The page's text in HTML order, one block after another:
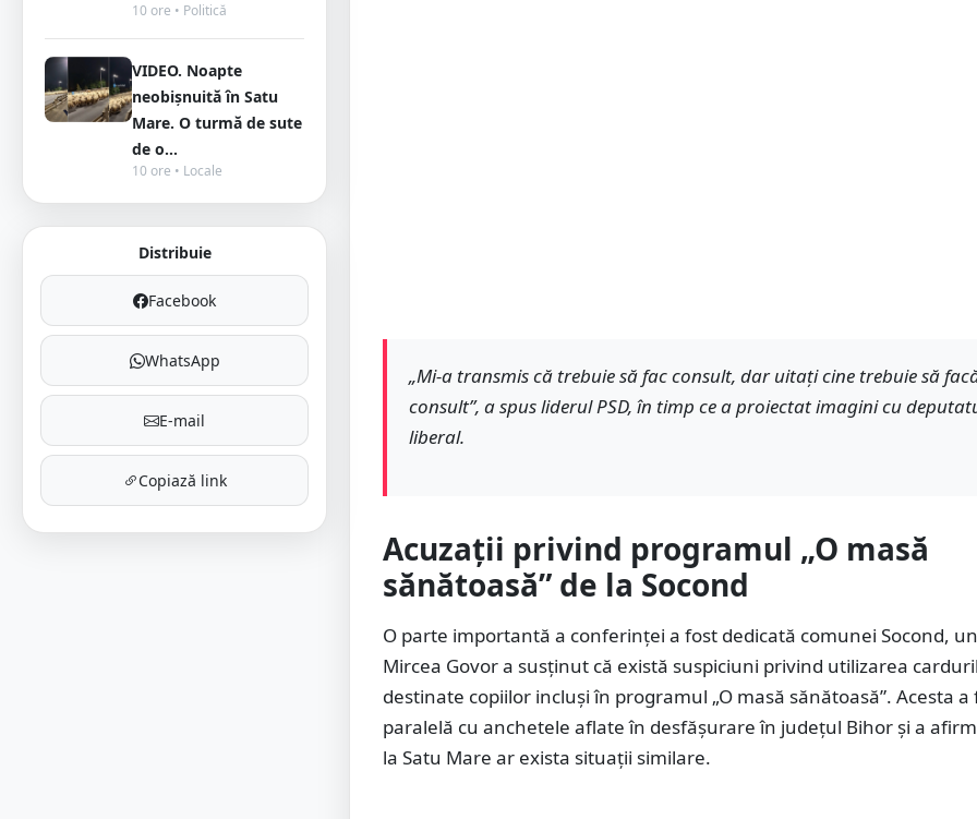
10 ore • Politică
VIDEO. Noapte
neobișnuită în Satu
Mare. O turmă de sute
de o...
10 ore • Locale
Distribuie
Facebook
WhatsApp
E-mail
Copiază link
„Mi-a transmis că trebuie să fac consult, dar uitați cine trebuie să
consult”, a spus liderul PSD, în timp ce a proiectat imagini cu
liberal.
Acuzații privind programul „O masă
sănătoasă” de la Socond
O parte importantă a conferinței a fost dedicată comunei Socond,
Mircea Govor a susținut că există suspiciuni privind utilizarea
destinate copiilor incluși în programul „O masă sănătoasă”. Acesta a
paralelă cu anchetele aflate în desfășurare în județul Bihor și a
la Satu Mare ar exista situații similare.